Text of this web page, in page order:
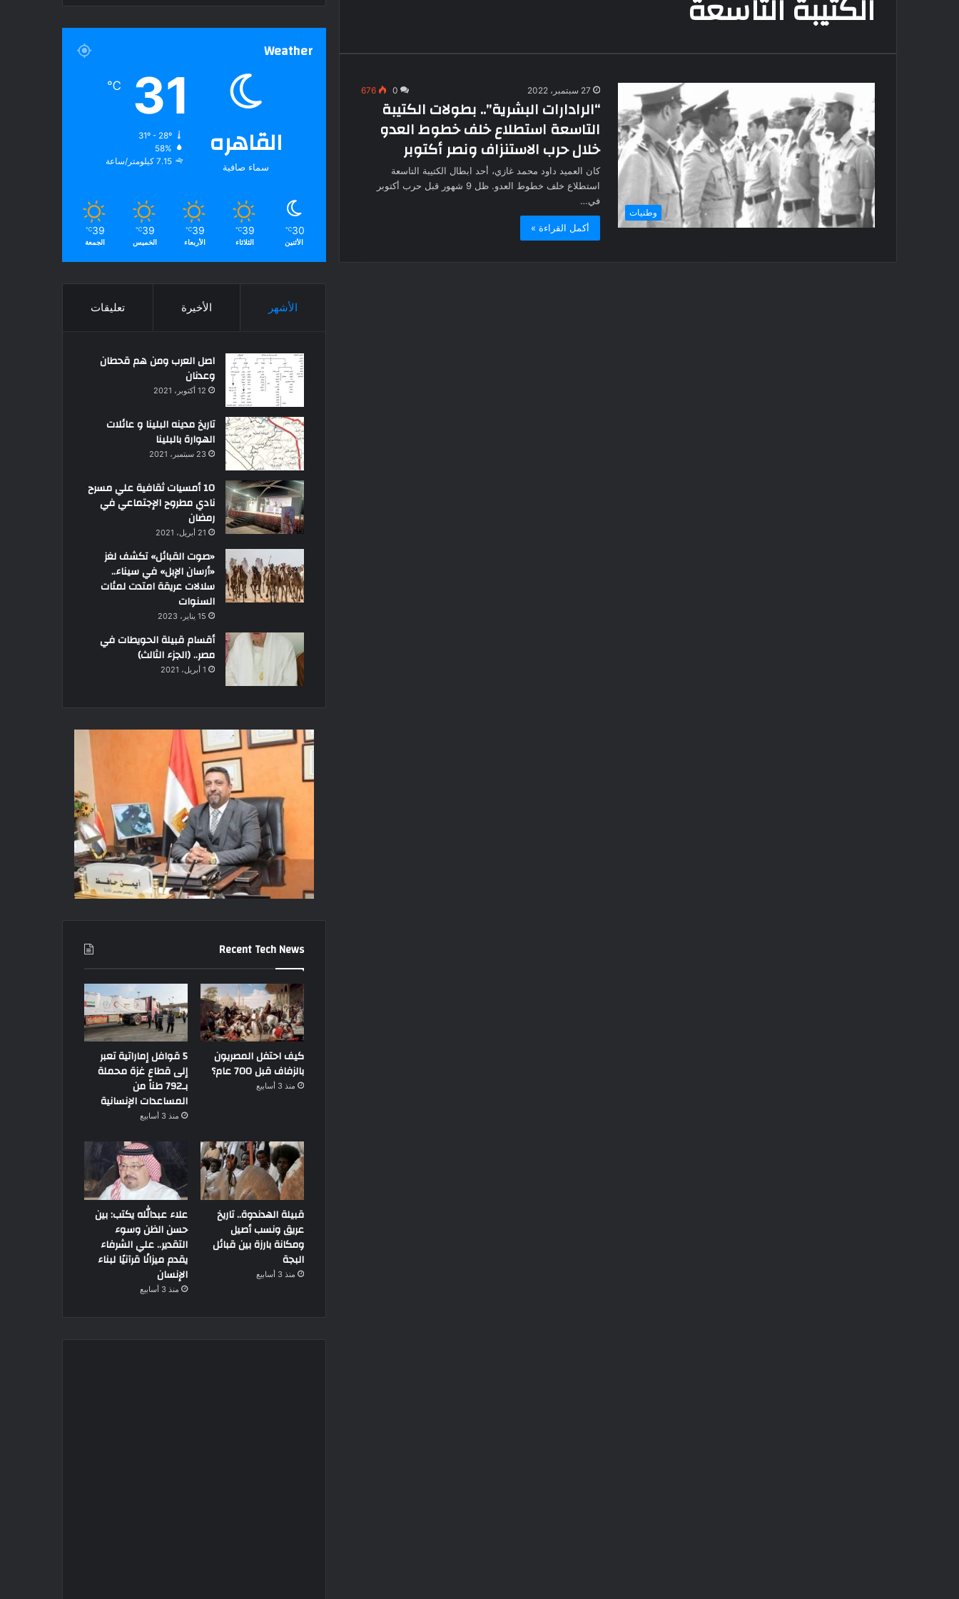
الكتيبة التاسعة
وطنيات
27 سبتمبر، 2022 0
676
“الرادارات البشرية”.. بطولات الكتيبة
التاسعة استطلاع خلف خطوط العدو
خلال حرب الاستنزاف ونصر أكتوبر
كان العميد داود محمد غازي، أحد ابطال الكتيبة التاسعة
استطلاع خلف خطوط العدو. ظل 9 شهور قبل حرب أكتوبر
في…
أكمل القراءة »
Weather
القاهره
سماء صافية
31
℃
31º - 28º
58%
7.15 كيلومتر/ساعة
30
℃
الأثنين
39
℃
الثلاثاء
39
℃
الأربعاء
39
℃
الخميس
39
℃
الجمعة
الأشهر الأخيرة تعليقات
اصل العرب ومن هم قحطان
وعدنان
12 أكتوبر، 2021
تاريخ مدينه البلينا و عائلات
الهوارة بالبلينا
23 سبتمبر، 2021
10 أمسيات ثقافية علي مسرح
نادي مطروح الإجتماعي في
رمضان
21 أبريل، 2021
«صوت القبائل» تكشف لغز
«أرسان الإبل» في سيناء..
سلالات عريقة امتدت لمئات
السنوات
15 يناير، 2023
أقسام قبيلة الحويطات في
مصر.. (الجزء الثالث)
1 أبريل، 2021
Recent Tech News
كيف احتفل المصريون
بالزفاف قبل 700 عام؟
منذ 3 أسابيع
5 قوافل إماراتية تعبر
إلى قطاع غزة محملة
بـ792 طناً من
المساعدات الإنسانية
منذ 3 أسابيع
قبيلة الهدندوة.. تاريخ
عريق ونسب أصيل
ومكانة بارزة بين قبائل
البجة
منذ 3 أسابيع
علاء عبدالله يكتب: بين
حسن الظن وسوء
التقدير.. علي الشرفاء
يقدم ميزانًا قرآنيًا لبناء
الإنسان
منذ 3 أسابيع